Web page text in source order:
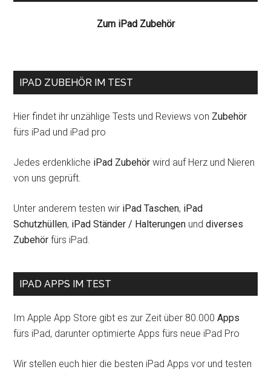
Zum iPad Zubehör
IPAD ZUBEHÖR IM TEST
Hier findet ihr unzählige Tests und Reviews von Zubehör
fürs iPad und iPad pro
Jedes erdenkliche iPad Zubehör wird auf Herz und Nieren
von uns geprüft.
Unter anderem testen wir iPad Taschen, iPad
Schutzhüllen, iPad Ständer / Halterungen unddiverses
Zubehör fürs iPad.
IPAD APPS IM TEST
Im Apple App Store gibt es zur Zeit über 80.000Apps
fürs iPad, darunter optimierte Apps fürs neue iPad Pro
Wir stellen euch hier die besten iPad Apps vor und testen